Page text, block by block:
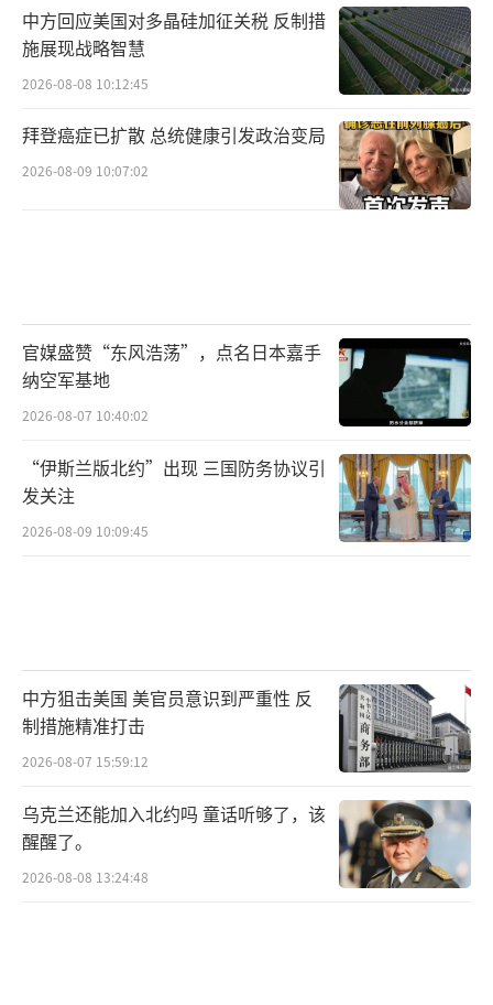
中方回应美国对多晶硅加征关税 反制措
施展现战略智慧
2026-08-08 10:12:45
拜登癌症已扩散 总统健康引发政治变局
2026-08-09 10:07:02
官媒盛赞“东风浩荡”，点名日本嘉手
纳空军基地
2026-08-07 10:40:02
“伊斯兰版北约”出现 三国防务协议引
发关注
2026-08-09 10:09:45
中方狙击美国 美官员意识到严重性 反
制措施精准打击
2026-08-07 15:59:12
乌克兰还能加入北约吗 童话听够了，该
醒醒了。
2026-08-08 13:24:48